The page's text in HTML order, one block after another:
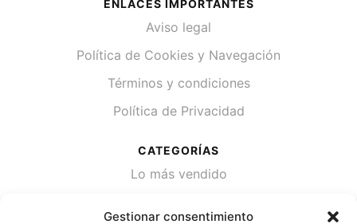
Gestionar consentimiento
ENLACES IMPORTANTES
Aviso legal
Política de Cookies y Navegación
Términos y condiciones
Política de Privacidad
CATEGORÍAS
Lo más vendido